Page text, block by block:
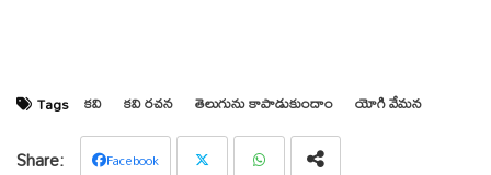
Tags కవి కవి రచన తెలుగును కాపాడుకుందాం యోగి వేమన
Facebook